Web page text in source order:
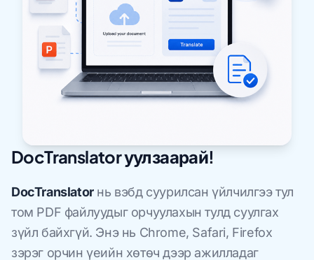
DocTranslator уулзаарай!
DocTranslatorнь вэбд суурилсан үйлчилгээ тул
том PDF файлуудыг орчуулахын тулд суулгах
зүйл байхгүй. Энэ нь Chrome, Safari, Firefox
зэрэг орчин үеийн хөтөч дээр ажилладаг